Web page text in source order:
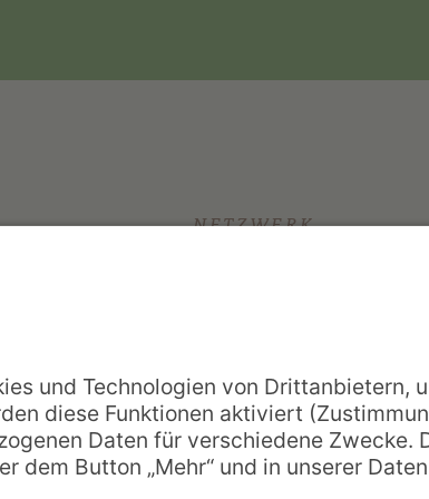
NETZWERK